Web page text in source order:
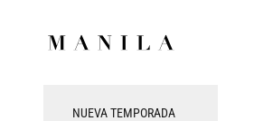
NUEVA TEMPORADA